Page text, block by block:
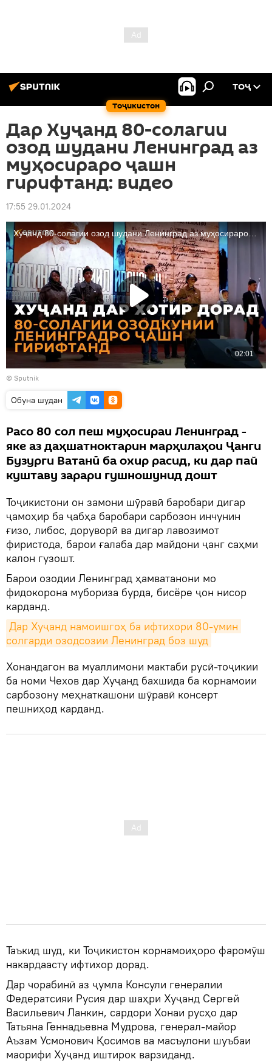
Тоҷикистон
ТОҶ
Дар Хуҷанд 80-солагии
озод шудани Ленинград аз
муҳосираро ҷашн
гирифтанд: видео
17:55 29.01.2024
© Sputnik
Обуна шудан
Расо 80 сол пеш муҳосираи Ленинград -
яке аз даҳшатноктарин марҳилаҳои Ҷанги
Бузурги Ватанӣ ба охир расид, ки дар пай
куштаву зарари гушношунид дошт
Тоҷикистони он замони шӯравӣ баробари дигар
ҷамоҳир ба ҷабҳа баробари сарбозон инчунин
ғизо, либос, доруворӣ ва дигар лавозимот
фиристода, барои ғалаба дар майдони ҷанг саҳми
калон гузошт.
Барои озодии Ленинград ҳамватанони мо
фидокорона мубориза бурда, бисёре ҷон нисор
карданд.
Дар Хуҷанд намоишгоҳ ба ифтихори 80-умин
солгарди озодсозии Ленинград боз шуд
Хонандагон ва муаллимони мактаби русӣ-тоҷикии
ба номи Чехов дар Хуҷанд бахшида ба корнамоии
сарбозону меҳнаткашони шӯравӣ консерт
пешниҳод карданд.
Таъкид шуд, ки Тоҷикистон корнамоиҳоро фаромӯш
накардаасту ифтихор дорад.
Дар чорабинӣ аз ҷумла Консули генералии
Федератсияи Русия дар шаҳри Хуҷанд Сергей
Васильевич Ланкин, сардори Хонаи русҳо дар
Татьяна Геннадьевна Мудрова, генерал-майор
Аъзам Усмонович Қосимов ва масъулони шуъбаи
маорифи Хуҷанд иштирок варзиданд.